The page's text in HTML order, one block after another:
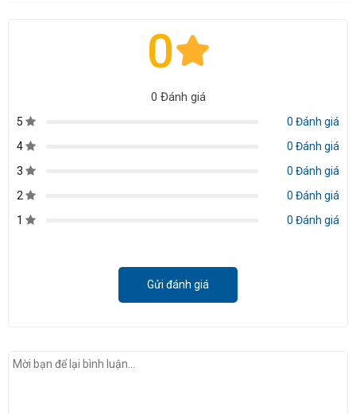
0
0 Đánh giá
5
0 Đánh giá
4
0 Đánh giá
3
0 Đánh giá
2
0 Đánh giá
1
0 Đánh giá
Gửi đánh giá